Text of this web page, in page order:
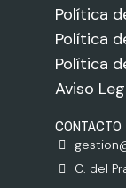
Política
Política
Política
Aviso
CONTACTO
C. del